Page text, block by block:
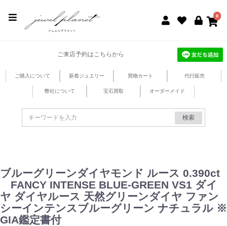
0
ご来店予約はこちらから
ご購入について 新着ジュエリー 買物カート 代行販売
弊社について 宝石買取 オーダーメイド
検索
ブルーグリーンダイヤモンド ルース 0.390ct
FANCY INTENSE BLUE-GREEN VS1 ダイ
ヤ ダイヤルース 天然グリーンダイヤ ファン
シーインテンスブルーグリーン ナチュラル ※
GIA鑑定書付